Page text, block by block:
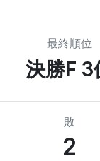
最終順位
決勝F 3
敗
2